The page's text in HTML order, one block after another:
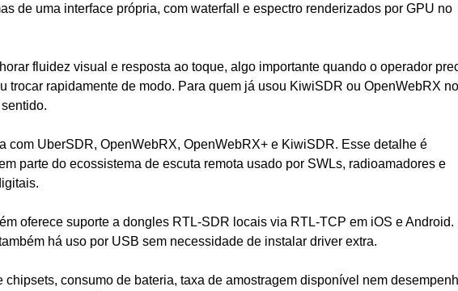
de uma interface própria, com waterfall e espectro renderizados por GPU no
fluidez visual e resposta ao toque, algo importante quando o operador
trocar rapidamente de modo. Para quem já usou KiwiSDR ou OpenWebRX no
com UberSDR, OpenWebRX, OpenWebRX+ e KiwiSDR. Esse detalhe é
parte do ecossistema de escuta remota usado por SWLs, radioamadores e
oferece suporte a dongles RTL-SDR locais via RTL-TCP em iOS e Android.
há uso por USB sem necessidade de instalar driver extra.
consumo de bateria, taxa de amostragem disponível nem